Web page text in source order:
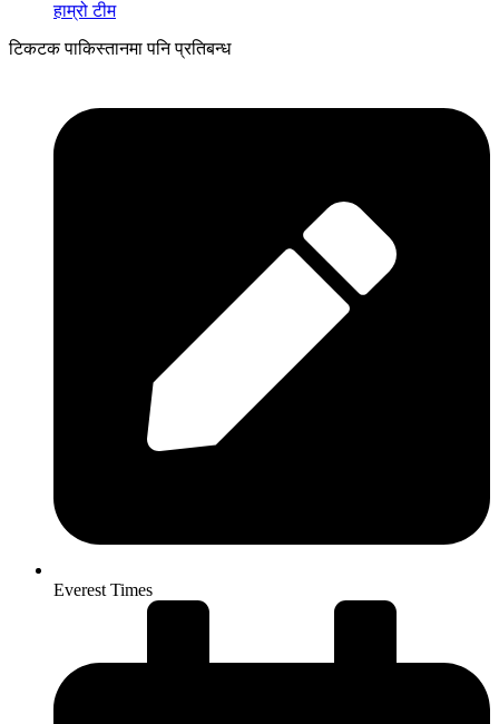
हाम्रो टीम
टिकटक पाकिस्तानमा पनि प्रतिबन्ध
Everest Times